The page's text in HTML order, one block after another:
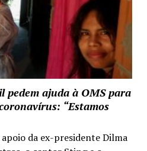
pedem ajuda à OMS para
“Estamos
da ex-presidente Dilma